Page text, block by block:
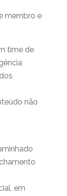
membro e
time de
não
em